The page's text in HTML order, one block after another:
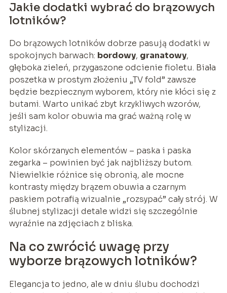
Jakie dodatki wybrać do brązowych
lotników?
Do brązowych lotników dobrze pasują dodatki w
spokojnych barwach: bordowy, granatowy,
głęboka zieleń, przygaszone odcienie fioletu. Biała
poszetka w prostym złożeniu „TV fold” zawsze
będzie bezpiecznym wyborem, który nie kłóci się z
butami. Warto unikać zbyt krzykliwych wzorów,
jeśli sam kolor obuwia ma grać ważną rolę w
stylizacji.
Kolor skórzanych elementów – paska i paska
zegarka – powinien być jak najbliższy butom.
Niewielkie różnice się obronią, ale mocne
kontrasty między brązem obuwia a czarnym
paskiem potrafią wizualnie „rozsypać” cały strój. W
ślubnej stylizacji detale widzi się szczególnie
wyraźnie na zdjęciach z bliska.
Na co zwrócić uwagę przy
wyborze brązowych lotników?
Elegancja to jedno, ale w dniu ślubu dochodzi